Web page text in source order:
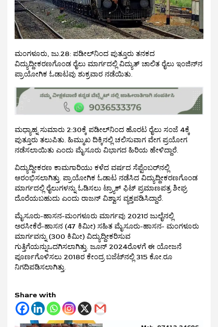
ಮಂಗಳೂರು, ಜು.28: ಪಡೀಲ್‌ನಿಂದ ಪುತ್ತೂರು ತನಕದ
ವಿದ್ಯುದ್ದೀಕರಣಗೊಂಡ ರೈಲು ಮಾರ್ಗದಲ್ಲಿ ವಿದ್ಯುತ್ ಚಾಲಿತ ರೈಲು ಇಂಜಿನ್‌ನ
ಪ್ರಾಯೋಗಿಕ ಓಡಾಟವು ಶುಕ್ರವಾರ ನಡೆಯಿತು.
ಮಧ್ಯಾಹ್ನ ಸುಮಾರು 2:30ಕ್ಕೆ ಪಡೀಲ್‌ನಿಂದ ಹೊರಟ ರೈಲು ಸಂಜೆ 4ಕ್ಕೆ
ಪುತ್ತೂರು ತಲುಪಿತು. ಹಿಮ್ಮುಖ ದಿಕ್ಕಿನಲ್ಲಿ ಚಲಿಸುವಾಗ ವೇಗ ಪ್ರಯೋಗ
ನಡೆಸಲಾಯಿತು ಎಂದು ಮೈಸೂರು ವಿಭಾಗದ ಹಿರಿಯ ಹೇಳಿದ್ದಾರೆ.
ವಿದ್ಯುದ್ದೀಕರಣ ಕಾಮಗಾರಿಯು ಕಳೆದ ವರ್ಷದ ಸೆಪ್ಟೆಂಬರ್‌ನಲ್ಲಿ
ಆರಂಭಿಸಲಾಗಿತ್ತು. ಪ್ರಾಯೋಗಿಕ ಓಡಾಟ ನಡೆಸಿದ ವಿದ್ಯುದ್ದೀಕರಣಗೊಂಡ
ಮಾರ್ಗದಲ್ಲಿ ರೈಲುಗಳನ್ನು ಓಡಿಸಲು ಟ್ರ್ಯಾಕ್ ಫಿಟ್ ಪ್ರಮಾಣಪತ್ರ ಶೀಘ್ರ
ದೊರೆಯಬಹುದು ಎಂದು ರಾಜನ್ ವಿಶ್ವಾಸ ವ್ಯಕ್ತಪಡಿಸಿದ್ದಾರೆ.
ಮೈಸೂರು-ಹಾಸನ-ಮಂಗಳೂರು ಮಾರ್ಗವು 2021ರ ಜುಲೈನಲ್ಲಿ
ಅರಸೀಕೆರೆ-ಹಾಸನ (47 ಕಿಮೀ) ಸಹಿತ ಮೈಸೂರು-ಹಾಸನ- ಮಂಗಳೂರು
ಮಾರ್ಗವನ್ನು (300 ಕಿಮೀ) ವಿದ್ಯುದ್ದೀಕರಿಸುವ
ಗುತ್ತಿಗೆಯನ್ನುಒದಗಿಸಲಾಗಿತ್ತು. ಜೂನ್ 2024ರೊಳಗೆ ಈ ಯೋಜನೆ
ಪೂರ್ಣಗೊಳಿಸಲು 2018ರ ಕೇಂದ್ರ ಬಜೆಟ್‌ನಲ್ಲಿ 315 ಕೋ.ರೂ
ನಿಗದಿಪಡಿಸಲಾಗಿತ್ತು.
Share with